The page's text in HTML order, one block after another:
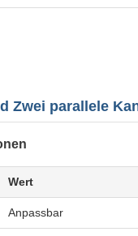
Zwei parallele
Wert
Anpassbar